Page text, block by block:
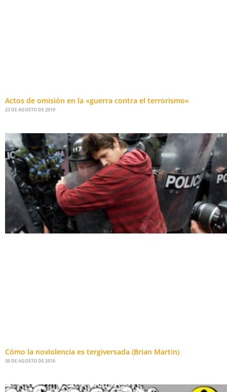
Actos de omisión en la «guerra contra el terrorismo»
23 DE AGOSTO DE 2019
Cómo la noviolencia es tergiversada (Brian Martin)
30 DE AGOSTO DE 2016